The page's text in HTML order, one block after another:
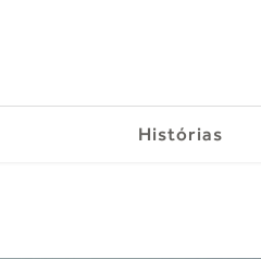
Histórias